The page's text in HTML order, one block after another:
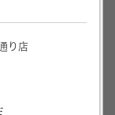
り店